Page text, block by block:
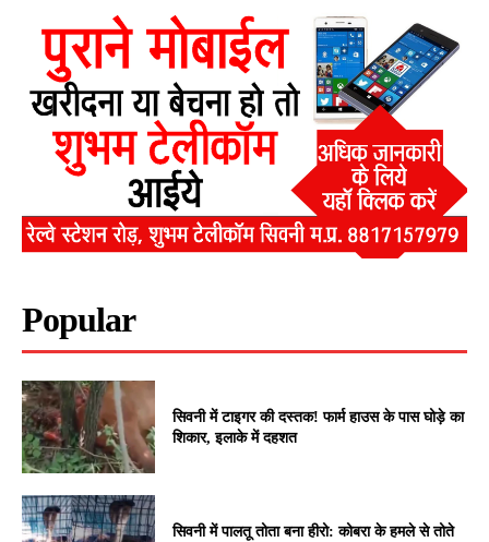
Popular
सिवनी में टाइगर की दस्तक! फार्म हाउस के पास घोड़े का
शिकार, इलाके में दहशत
सिवनी में पालतू तोता बना हीरो: कोबरा के हमले से तोते